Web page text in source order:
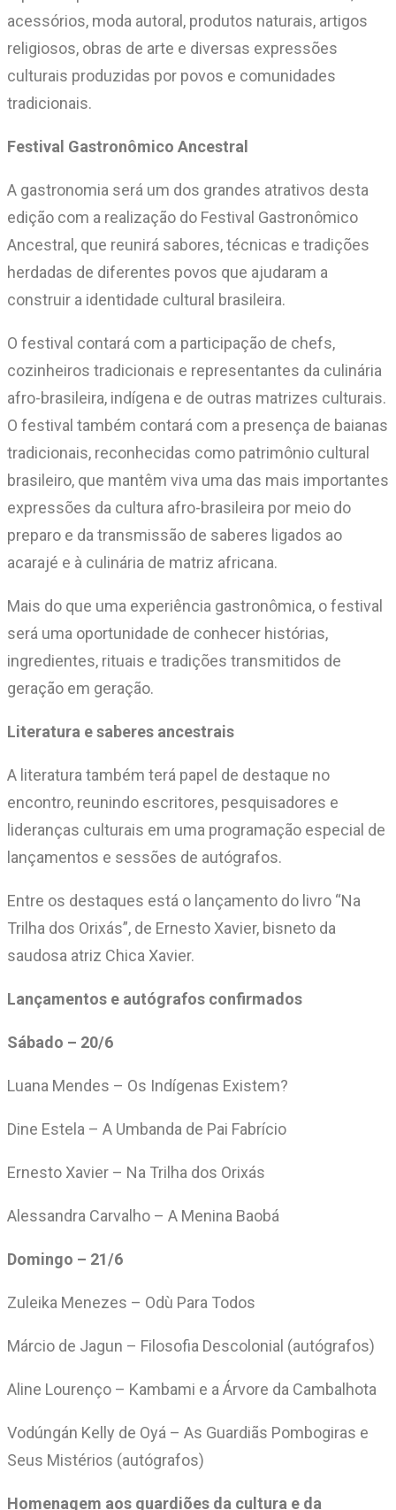
acessórios, moda autoral, produtos naturais, artigos
religiosos, obras de arte e diversas expressões
culturais produzidas por povos e comunidades
tradicionais.
Festival Gastronômico Ancestral
A gastronomia será um dos grandes atrativos desta
edição com a realização do Festival Gastronômico
Ancestral, que reunirá sabores, técnicas e tradições
herdadas de diferentes povos que ajudaram a
construir a identidade cultural brasileira.
O festival contará com a participação de chefs,
cozinheiros tradicionais e representantes da culinária
afro-brasileira, indígena e de outras matrizes culturais.
O festival também contará com a presença de baianas
tradicionais, reconhecidas como patrimônio cultural
brasileiro, que mantêm viva uma das mais importantes
expressões da cultura afro-brasileira por meio do
preparo e da transmissão de saberes ligados ao
acarajé e à culinária de matriz africana.
Mais do que uma experiência gastronômica, o festival
será uma oportunidade de conhecer histórias,
ingredientes, rituais e tradições transmitidos de
geração em geração.
Literatura e saberes ancestrais
A literatura também terá papel de destaque no
encontro, reunindo escritores, pesquisadores e
lideranças culturais em uma programação especial de
lançamentos e sessões de autógrafos.
Entre os destaques está o lançamento do livro “Na
Trilha dos Orixás”, de Ernesto Xavier, bisneto da
saudosa atriz Chica Xavier.
Lançamentos e autógrafos confirmados
Sábado – 20/6
Luana Mendes – Os Indígenas Existem?
Dine Estela – A Umbanda de Pai Fabrício
Ernesto Xavier – Na Trilha dos Orixás
Alessandra Carvalho – A Menina Baobá
Domingo – 21/6
Zuleika Menezes – Odù Para Todos
Márcio de Jagun – Filosofia Descolonial (autógrafos)
Aline Lourenço – Kambami e a Árvore da Cambalhota
Vodúngán Kelly de Oyá – As Guardiãs Pombogiras e
Seus Mistérios (autógrafos)
Homenagem aos guardiões da cultura e da